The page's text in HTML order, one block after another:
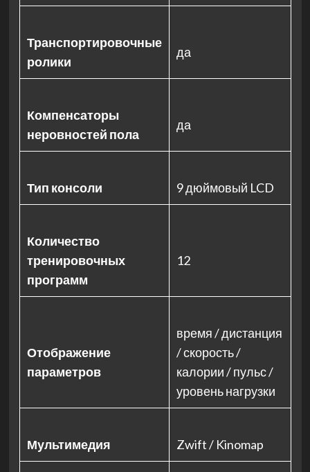
Транспортировочные
ролики
да
Компенсаторы
неровностей пола
да
Тип консоли 9 дюймовый LCD
Количество
тренировочных
программ
12
Отображение
параметров
время / дистанция
/ скорость /
калории / пульс /
уровень нагрузки
Мультимедия Zwift / Kinomap